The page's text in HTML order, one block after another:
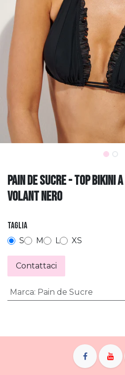
pain de sucre - Top bikini
volant nero
Taglia
S M L XS
Contattaci
Marca: Pain de Sucre